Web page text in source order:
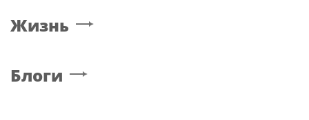
Жизнь
Блоги